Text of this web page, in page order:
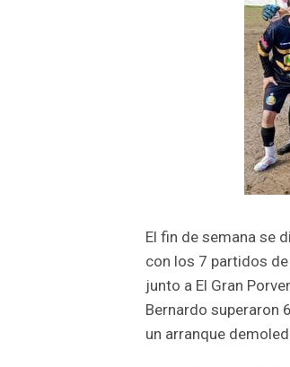
El fin de semana se
con los 7 partidos
junto a El Gran
Bernardo superaron
un arranque